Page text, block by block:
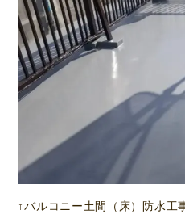
↑バルコニー土間（床）防水工